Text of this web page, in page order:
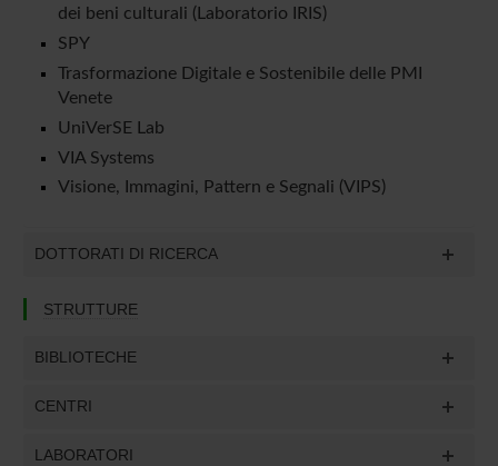
dei beni culturali (Laboratorio IRIS)
SPY
Trasformazione Digitale e Sostenibile delle PMI
Venete
UniVerSE Lab
VIA Systems
Visione, Immagini, Pattern e Segnali (VIPS)
DOTTORATI DI RICERCA
STRUTTURE
BIBLIOTECHE
CENTRI
LABORATORI